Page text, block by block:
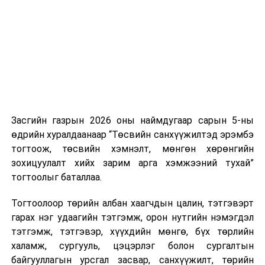
Шинэ хууль Францын зах зээлд үйлчилдэг гадаадын
дуудлагын төвүүдэд нөлөөлөхөөр байна. Тухайлбал,
Мароккогийн дуудлагын төвүүдийн орлогын 80 гаруй
хувь Францын зах зээлээс бүрддэг бөгөөд тус улсын
40–50 мянган ажлын байр эрсдэлд орж болзошгүйг
Засгийн газрын 2026 оны наймдугаар сарын 5-ны
өдрийн хуралдаанаар “Төсвийн санхүүжилтэд эрэмбэ
тогтоож, төсвийн хэмнэлт, мөнгөн хөрөнгийн
зохицуулалт хийх зарим арга хэмжээний тухай”
тогтоолыг баталлаа.
Тогтоолоор төрийн албан хаагчдын цалин, тэтгэвэрт
гарах нэг удаагийн тэтгэмж, орон нутгийн нэмэгдэл
тэтгэмж, тэтгэвэр, хүүхдийн мөнгө, бүх төрлийн
халамж, сургууль, цэцэрлэг болон сургалтын
байгууллагын урсгал засвар, санхүүжилт, төрийн